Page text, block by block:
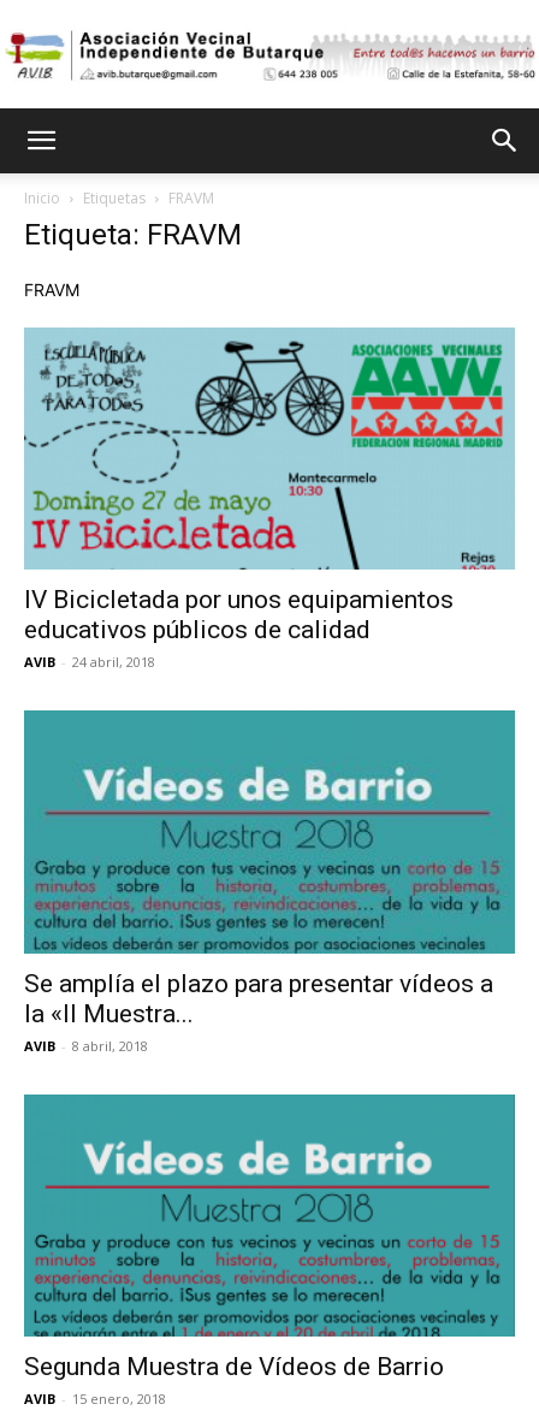
Independiente
Butarque
Inicio Etiquetas FRAVM
Etiqueta: FRAVM
FRAVM
IV Bicicletada por unos equipamientos
educativos públicos de calidad
AVIB - 24 abril, 2018
Se amplía el plazo para presentar vídeos a
la «II Muestra...
AVIB - 8 abril, 2018
Segunda Muestra de Vídeos de Barrio
AVIB - 15 enero, 2018